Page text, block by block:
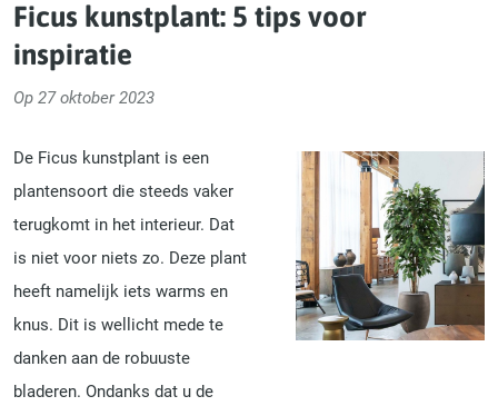
Ficus kunstplant: 5 tips voor
inspiratie
Op 27 oktober 2023
De Ficus kunstplant is een
plantensoort die steeds vaker
terugkomt in het interieur. Dat
is niet voor niets zo. Deze plant
heeft namelijk iets warms en
knus. Dit is wellicht mede te
danken aan de robuuste
bladeren. Ondanks dat u de